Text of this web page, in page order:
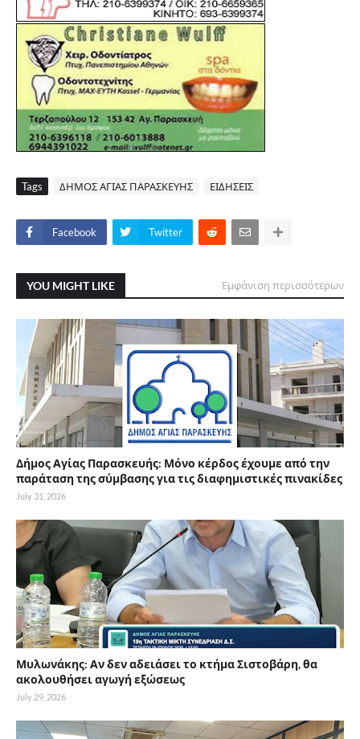
Tags ΔΗΜΟΣ ΑΓΙΑΣ ΠΑΡΑΣΚΕΥΗΣ ΕΙΔΗΣΕΙΣ
Facebook Twitter
YOU MIGHT LIKE Εμφάνιση περισσότερων
Δήμος Αγίας Παρασκευής: Μόνο κέρδος έχουμε από την
παράταση της σύμβασης για τις διαφημιστικές πινακίδες
July 31, 2026
Μυλωνάκης: Αν δεν αδειάσει το κτήμα Σιστοβάρη, θα
ακολουθήσει αγωγή εξώσεως
July 29, 2026